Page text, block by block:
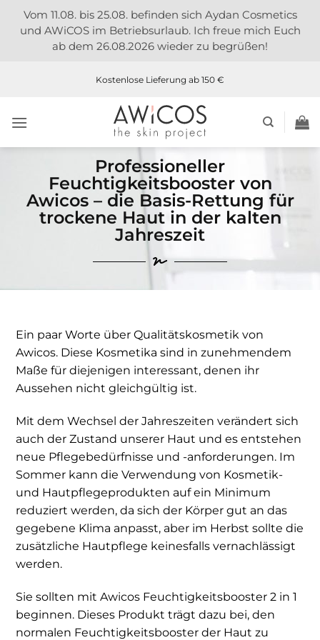
Vom 11.08. bis 25.08. befinden sich Aydan Cosmetics
und AWiCOS im Betriebsurlaub. Ich freue mich Euch
ab dem 26.08.2026 wieder zu begrüßen!
Kostenlose Lieferung ab 150 €
Professioneller
Feuchtigkeitsbooster von
Awicos – die Basis-Rettung für
trockene Haut in der kalten
Jahreszeit
Ein paar Worte über Qualitätskosmetik von
Awicos. Diese Kosmetika sind in zunehmendem
Maße für diejenigen interessant, denen ihr
Aussehen nicht gleichgültig ist.
Mit dem Wechsel der Jahreszeiten verändert sich
auch der Zustand unserer Haut und es entstehen
neue Pflegebedürfnisse und -anforderungen. Im
Sommer kann die Verwendung von Kosmetik-
und Hautpflegeprodukten auf ein Minimum
reduziert werden, da sich der Körper gut an das
gegebene Klima anpasst, aber im Herbst sollte die
zusätzliche Hautpflege keinesfalls vernachlässigt
werden.
Sie sollten mit Awicos Feuchtigkeitsbooster 2 in 1
beginnen. Dieses Produkt trägt dazu bei, den
normalen Feuchtigkeitsbooster der Haut zu